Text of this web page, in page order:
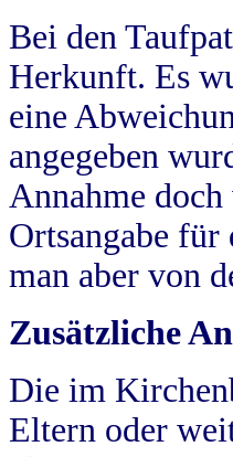
Bei den
Herkunft. Es
eine
angegeben
Annahme
Ortsangabe für
man aber von
Zusätzliche
Die im
Eltern oder